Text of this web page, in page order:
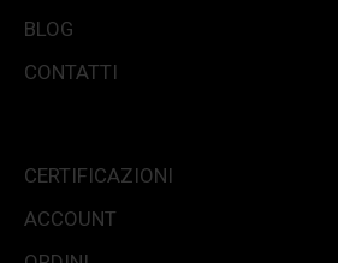
BLOG
CONTATTI
CERTIFICAZIONI
ACCOUNT